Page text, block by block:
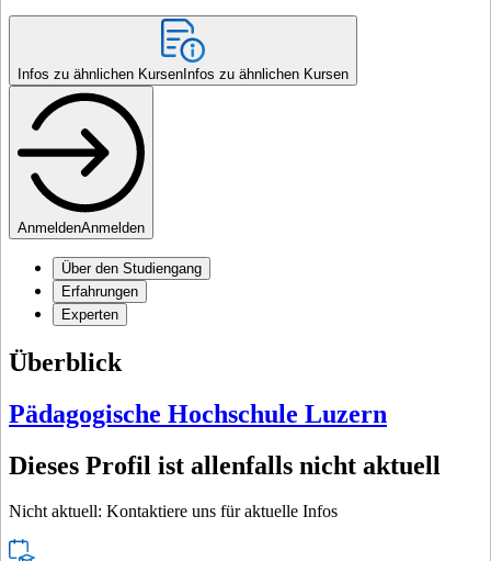
Infos zu ähnlichen Kursen Infos zu ähnlichen Kursen
AnmeldenAnmelden
Über den Studiengang
Erfahrungen
Experten
Überblick
Pädagogische Hochschule Luzern
Dieses Profil ist allenfalls nicht aktuell
Nicht aktuell: Kontaktiere uns für aktuelle Infos